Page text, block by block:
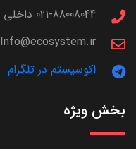
021-88008044 داخلی 4
Info@ecosystem.ir
اکوسیستم در تلگرام
بخش ویژه